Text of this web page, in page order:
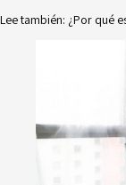
Lee también: ¿Por qué